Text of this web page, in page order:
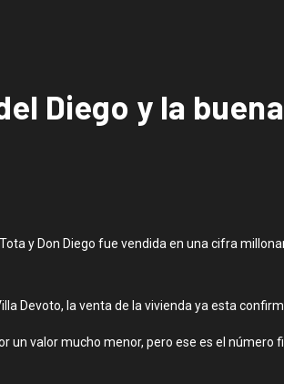
Diego y la
y Don Diego fue vendida en una cifra
Devoto, la venta de la vivienda ya esta
un valor mucho menor, pero ese es el